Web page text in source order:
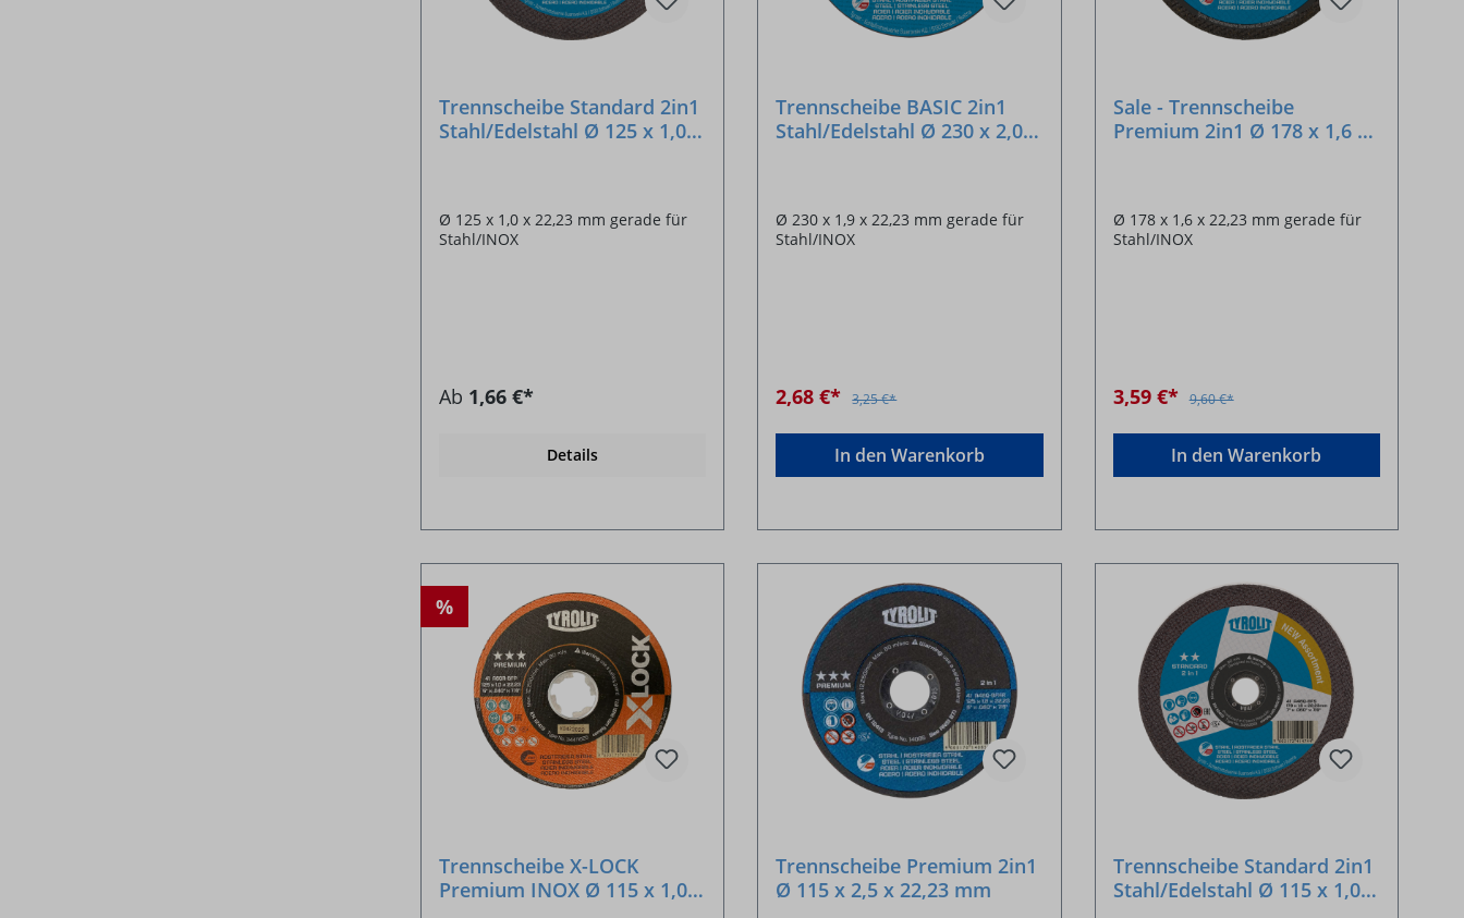
Trennscheibe Standard 2in1
Stahl/Edelstahl Ø 125 x 1,0 x
Ø 125 x 1,0 x 22,23 mm gerade für
Stahl/INOX
Ab 1,66 €*
Details
Trennscheibe BASIC 2in1
Stahl/Edelstahl Ø 230 x 2,0 x
Ø 230 x 1,9 x 22,23 mm gerade für
Stahl/INOX
2,68 €* 3,25 €*
In den Warenkorb
Sale - Trennscheibe
Premium 2in1 Ø 178 x 1,6 x
Ø 178 x 1,6 x 22,23 mm gerade für
Stahl/INOX
3,59 €* 9,60 €*
In den Warenkorb
%
Trennscheibe X-LOCK
Premium INOX Ø 115 x 1,0 x
Trennscheibe Premium 2in1
Ø 115 x 2,5 x 22,23 mm
Trennscheibe Standard 2in1
Stahl/Edelstahl Ø 115 x 1,0 x